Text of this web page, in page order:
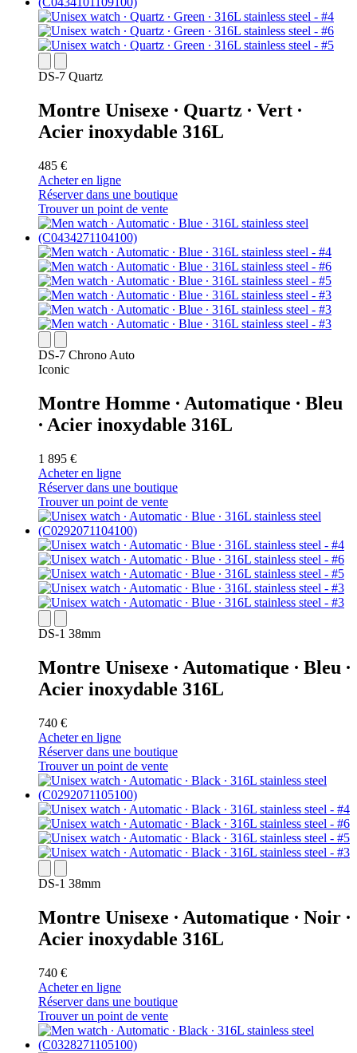
DS-7 Quartz
Montre Unisexe ∙ Quartz ∙ Vert ∙
Acier inoxydable 316L
485 €
Acheter en ligne
Réserver dans une boutique
Trouver un point de vente
DS-7 Chrono Auto
Iconic
Montre Homme ∙ Automatique ∙ Bleu
∙ Acier inoxydable 316L
1 895 €
Acheter en ligne
Réserver dans une boutique
Trouver un point de vente
DS-1 38mm
Montre Unisexe ∙ Automatique ∙ Bleu ∙
Acier inoxydable 316L
740 €
Acheter en ligne
Réserver dans une boutique
Trouver un point de vente
DS-1 38mm
Montre Unisexe ∙ Automatique ∙ Noir ∙
Acier inoxydable 316L
740 €
Acheter en ligne
Réserver dans une boutique
Trouver un point de vente